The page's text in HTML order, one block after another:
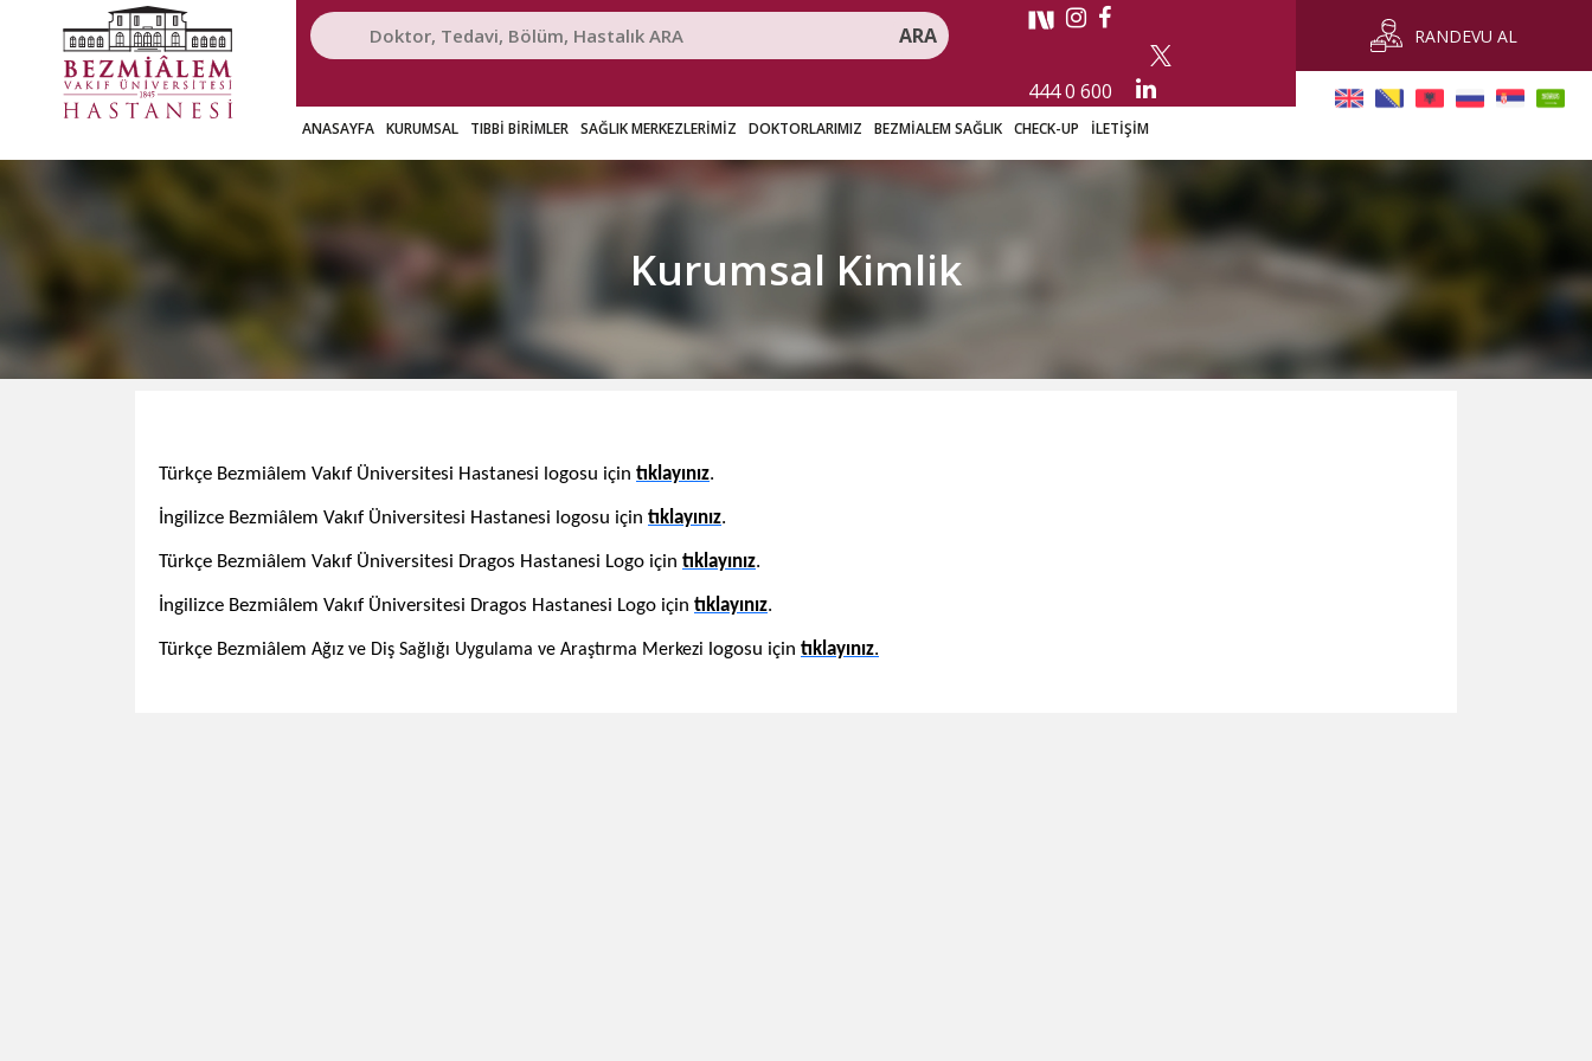
ARA
444 0 600
ANASAYFA KURUMSAL TIBBİ BİRİMLER SAĞLIK MERKEZLERİMİZ DOKTORLARIMIZ BEZMİALEM SAĞLIK CHECK-UP İLETİŞİM
RANDEVU AL
Kurumsal Kimlik
​Türkçe Bezmiâlem Vakıf Üniversitesi Hastanesi logosu için tıklayınız.​
İngilizce ​Bezmiâlem Vakıf Üniversitesi Hastanesi logosu için tıklayınız.​
Türkçe Bezmiâlem Vakıf Üniversitesi Dragos Hastanesi Logo için tı​​​klayınız.
İngilizce Bezmiâlem Vakıf Üniversitesi ​ Dragos Hastanesi Logo için tıklay​ınız.
​Türkçe Bezmiâlem Ağız ve Diş Sağlığı Uygulama ve Araştırma Merkezi logosu için tıklayınız.​